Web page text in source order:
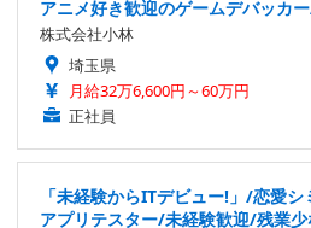
アニメ好き歓迎のゲームデバッカ
株式会社小林
埼玉県
月給32万6,600円～60万円
正社員
「未経験からITデビュー!」/恋愛
アプリテスター/未経験歓迎/残業